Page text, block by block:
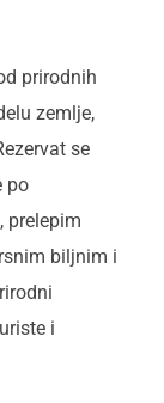
prirodnih
zemlje,
se
po
prelepim
biljnim i
i